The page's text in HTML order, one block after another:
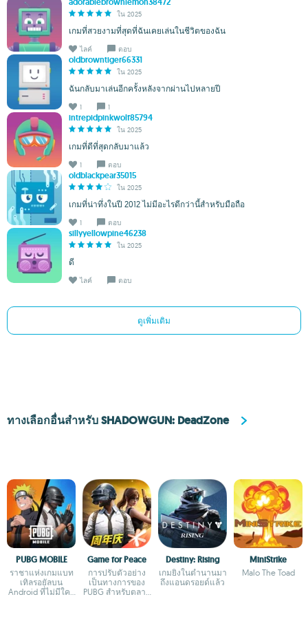
ใน 2025
เกมที่สวยงามที่สุดที่ฉันเคยเล่นในชีวิตของฉัน
ไลค์ ตอบ
oldbrowntiger66331
ใน 2025
ฉันกลับมาเล่นอีกครั้งหลังจากผ่านไปหลายปี
1 1
intrepidpinkwolf85794
ใน 2025
เกมที่ดีที่สุดกลับมาแล้ว
1 ตอบ
oldblackpear35015
ใน 2025
เกมที่น่าทึ่งในปี 2012 ไม่มีอะไรดีกว่านี้สำหรับมือถือ
1 ตอบ
sillyyellowpine46238
ใน 2025
ดี
ไลค์ ตอบ
ดูเพิ่มเติม
ทางเลือกอื่นสำหรับ SHADOWGUN: DeadZone
PUBG MOBILE
ราชาแห่งเกมแบท
เทิลรอยัลบน
Android ที่ไม่มีใคร
Game for Peace
การปรับตัวอย่าง
เป็นทางการของ
PUBG สำหรับตลาด
Destiny: Rising
เกมยิงในตำนานมา
ถึงแอนดรอยด์แล้ว
MiniStrike
Malo The Toad